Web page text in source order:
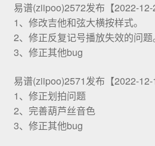
易谱(ziipoo)2572发布【2022-12-
1、修改吉他和弦大横按样式。
2、修正反复记号播放失效的问题
3、修正其他bug
易谱(ziipoo)2571发布【2022-12-
1、修正划拍问题
2、完善葫芦丝音色
3、修正其他bug